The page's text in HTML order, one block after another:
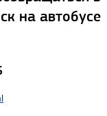
на автобусе